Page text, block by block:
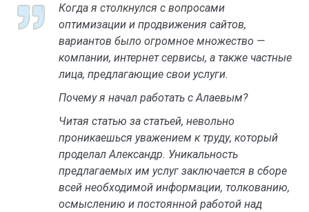
Когда я столкнулся с вопросами
оптимизации и продвижения сайтов,
вариантов было огромное множество —
компании, интернет сервисы, а также частные
лица, предлагающие свои услуги.
Почему я начал работать с Алаевым?
Читая статью за статьей, невольно
проникаешься уважением к труду, который
проделал Александр. Уникальность
предлагаемых им услуг заключается в сборе
всей необходимой информации, толкованию,
осмыслению и постоянной работой над